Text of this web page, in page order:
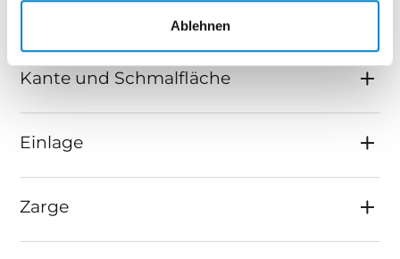
Ablehnen
Kante und Schmalfläche
Einlage
Zarge